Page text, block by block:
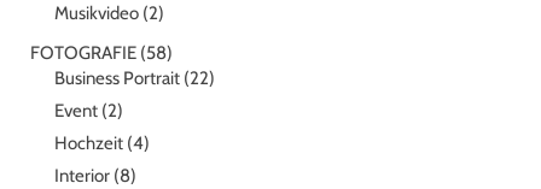
Musikvideo (2)
FOTOGRAFIE (58)
Business Portrait (22)
Event (2)
Hochzeit (4)
Interior (8)